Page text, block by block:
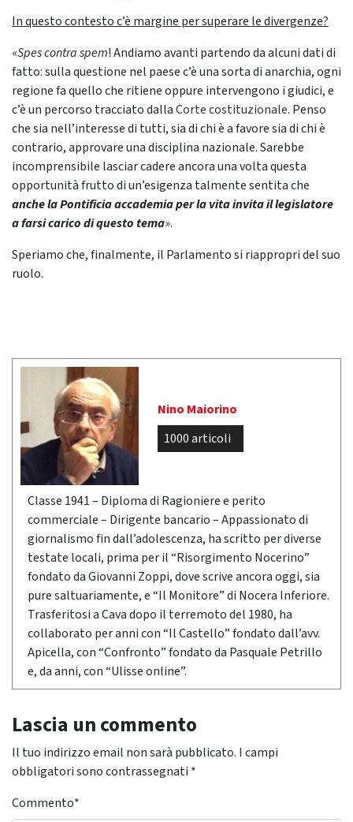
In questo contesto c’è margine per superare le divergenze?
«Spes contra spem! Andiamo avanti partendo da alcuni dati di
fatto: sulla questione nel paese c’è una sorta di anarchia, ogni
regione fa quello che ritiene oppure intervengono i giudici, e
c’è un percorso tracciato dallaCorte costituzionale. Penso
che sia nell’interesse di tutti, sia di chi è a favore sia di chi è
contrario, approvare una disciplina nazionale. Sarebbe
incomprensibile lasciar cadere ancora una volta questa
opportunità frutto di un’esigenza talmente sentita che
anche la Pontificia accademia per la vita invita illegislatore
a farsi carico di questo tema».
Speriamo che, finalmente, il Parlamento si riappropri del suo
ruolo.
Nino Maiorino
1000 articoli
Classe 1941 – Diploma di Ragioniere e perito
commerciale – Dirigente bancario – Appassionato di
giornalismo fin dall’adolescenza, ha scritto per diverse
testate locali, prima per il “Risorgimento Nocerino”
fondato da Giovanni Zoppi, dove scrive ancora oggi, sia
pure saltuariamente, e “Il Monitore” di Nocera Inferiore.
Trasferitosi a Cava dopo il terremoto del 1980, ha
collaborato per anni con “Il Castello” fondato dall’avv.
Apicella, con “Confronto” fondato da Pasquale Petrillo
e, da anni, con “Ulisse online”.
Lascia un commento
Il tuo indirizzo email non sarà pubblicato. I campi
obbligatori sono contrassegnati *
Commento*